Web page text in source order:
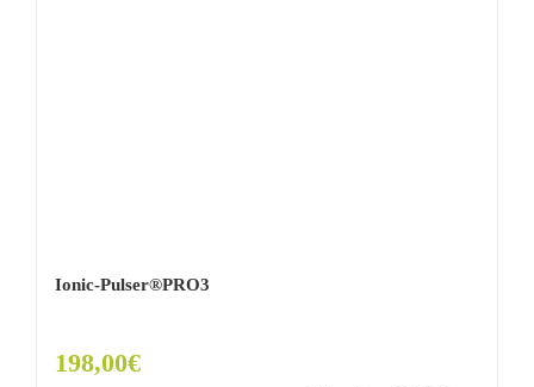
Ionic-Pulser®PRO3
198,00€